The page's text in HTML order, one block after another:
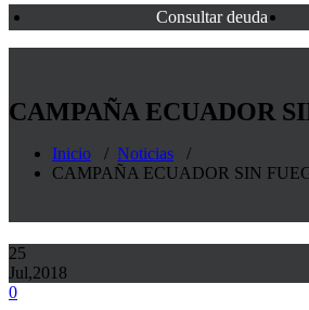
Consultar deuda
CAMPAÑA ECUADOR
Inicio / Noticias /
CAMPAÑA ECUADOR SIN
25
Jul,2018
0